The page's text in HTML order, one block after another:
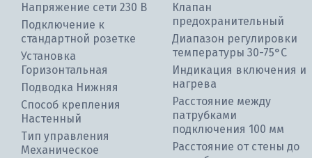
Напряжение сети 230 В
Подключение к
стандартной розетке
Установка
Горизонтальная
Подводка Нижняя
Способ крепления
Настенный
Тип управления
Механическое
Клапан
предохранительный
Диапазон регулировки
температуры 30-75°С
Индикация включения и
нагрева
Расстояние между
патрубками
подключения 100 мм
Расстояние от стены до